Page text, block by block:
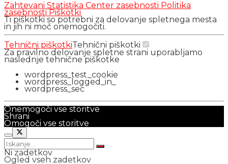
Zahtevani Statistika Center zasebnosti Politika
zasebnostiPiškotki
Ti piškotki so potrebni za delovanje spletnega mesta
in jih ni moč onemogočiti.
Tehnični piškotkiTehnični piškotki
Za pravilno delovanje spletne strani uporabljamo
naslednje tehnične piškotke
wordpress_test_cookie
wordpress_logged_in_
wordpress_sec
Onemogoči vse storitve
Shrani
Omogoči vse storitve
Ni zadetkov
Ogled vseh zadetkov